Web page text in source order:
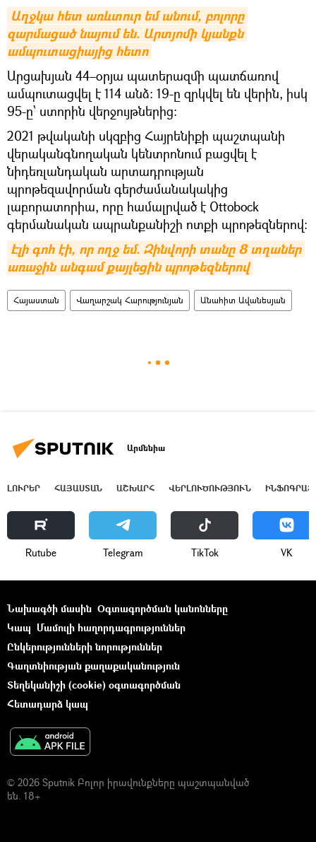
Աղջկա հետ առևտուր եմ անում, բոլորը
զարմացած նայում են. Արտյոմի կյանքն
ամպուտացիայից հետո
Արցախյան 44–օրյա պատերազմի պատճառով
ամպուտացվել է 114 անձ: 19-ը զրկվել են վերին, իսկ
95-ը՝ ստորին վերջույթներից։
2021 թվականի սկզբից Հայրենիքի պաշտպանի
վերականգնողական կենտրոնում բացվել է
նիդեռլանդական արտադրության
պրոթեզավորման գերժամանակակից
լաբորատորիա, որը համալրված է Ottobock
գերմանական ապրանքանիշի ոտքի պրոթեզներով։
Էլի գոհ էի, որ ողջ եմ. Զինվորի տանը 8 տղաներ
առաջին անգամ քայլեցին պրոթեզներով
Հայաստան Վաղարշակ Հարությունյան Անահիտ Ավանեսյան
Արմենիա
ԼՈՒՐԵՐ ՀԱՅԱՍՏԱՆ ԱՇԽԱՐՀ ՎԵՐԼՈՒԾՈՒԹՅՈՒՆ
Rutube Telegram ТikТоk VK
Նախագծի մասին Օգտագործման կանոնները
Կապ Մամուլի հաղորդագրություններ
Ընկերությունների նորություններ
Գաղտնիության քաղաքականություն
Տեղեկանիշի (cookie) օգտագործման
Հետադարձ կապ
© 2026 Sputnik Բոլոր իրավունքները պաշտպանված
են. 18+